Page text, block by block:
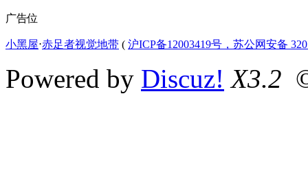
广告位
小黑屋⋅赤足者视觉地带 ( 沪ICP备12003419号，苏公网安备
Powered by Discuz! X3.2